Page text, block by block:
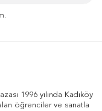
1996 yılında Kadıköy
öğrenciler ve sanatla